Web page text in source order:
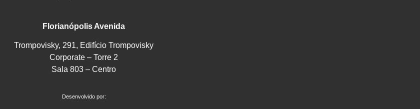
Florianópolis Avenida
Trompovisky, 291, Edifício Trompovisky
Corporate – Torre 2
Sala 803 – Centro
Desenvolvido por: